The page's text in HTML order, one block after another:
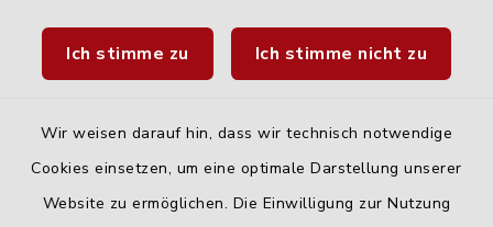
Ich stimme zu Ich stimme nicht zu
Wir weisen darauf hin, dass wir technisch notwendige
Cookies einsetzen, um eine optimale Darstellung unserer
Website zu ermöglichen. Die Einwilligung zur Nutzung
Fahrplanauskunft DING